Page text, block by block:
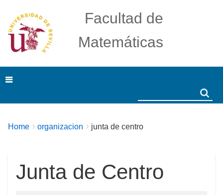
Facultad de
Matemáticas
Breadcrumbs
You
Home organizacion junta de centro
Junta de Centro